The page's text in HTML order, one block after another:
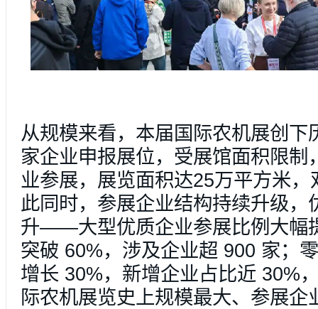
从规模来看，本届国际农机展创下
家企业申报展位，受展馆面积限制
业参展，展览面积达25万平方米，
此同时，参展企业结构持续升级，
升——大型优质企业参展比例大幅
突破 60%，涉及企业超 900 家；
增长 30%，新增企业占比近 30%
际农机展览史上规模最大、参展企